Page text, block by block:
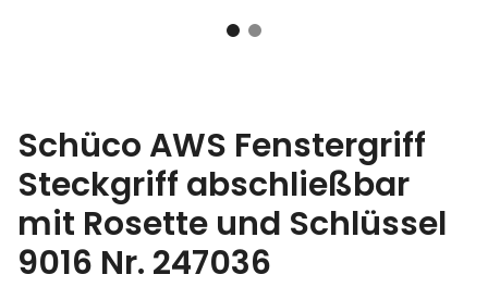
Schüco AWS Fenstergriff
Steckgriff abschließbar
mit Rosette und Schlüssel
9016 Nr. 247036